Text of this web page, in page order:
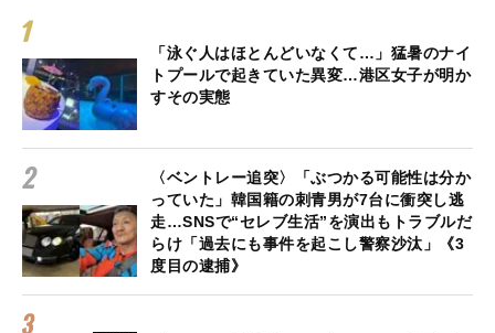
「泳ぐ人はほとんどいなくて…」猛暑のナイ
トプールで起きていた異変…港区女子が明か
すその実態
〈ベントレー追突〉「ぶつかる可能性は分か
っていた」韓国籍の刺青男が7台に衝突し逃
走…SNSで“セレブ生活”を演出もトラブルだ
らけ「過去にも事件を起こし警察沙汰」《3
度目の逮捕》